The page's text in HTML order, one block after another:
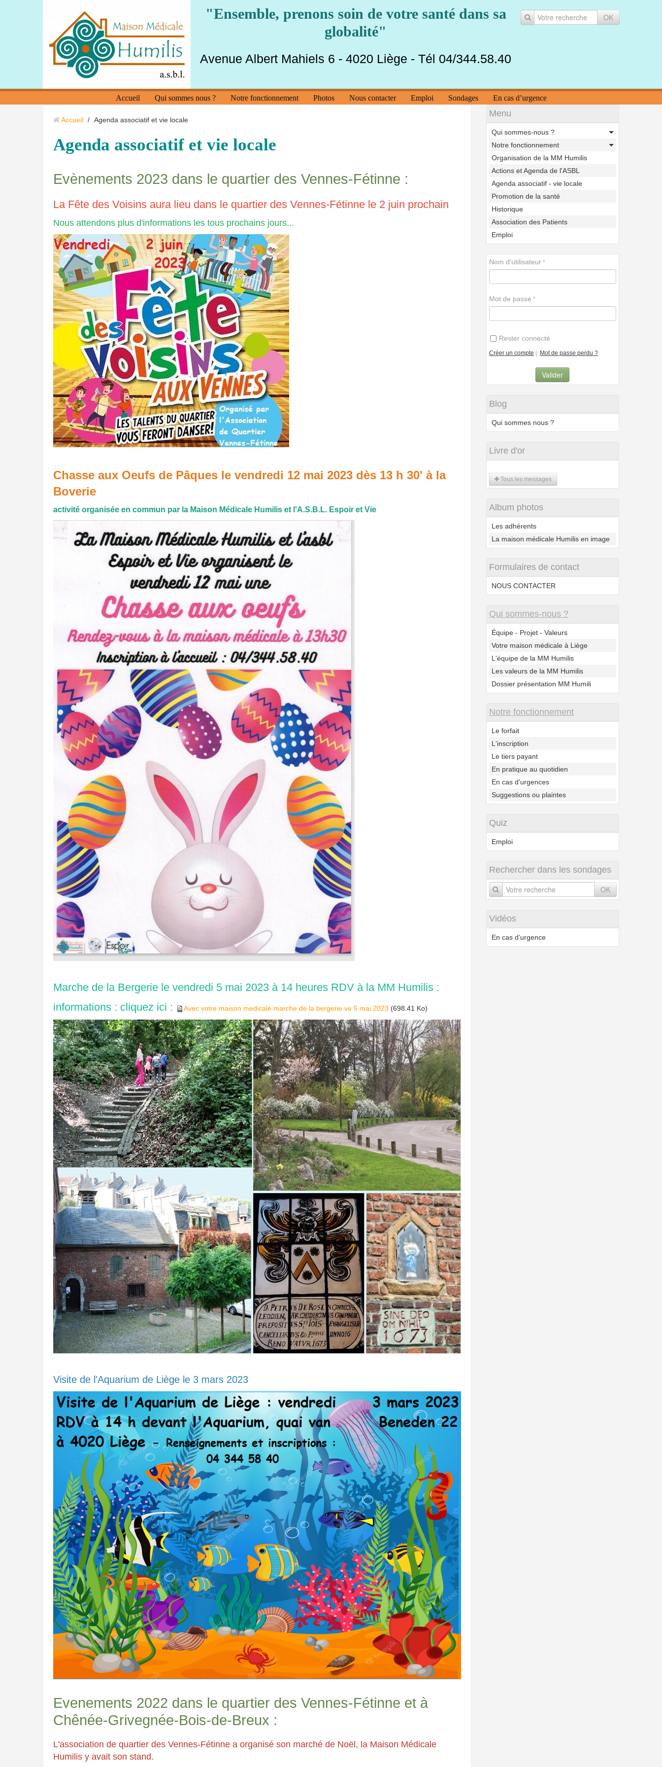
OK
"Ensemble, prenons soin de votre santé dans sa
globalité"
Avenue Albert Mahiels 6 - 4020 Liège - Tél 04/344.58.40
Accueil Qui sommes nous ? Notre fonctionnement Photos Nous contacter Emploi Sondages En cas d’urgence
Accueil / Agenda associatif et vie locale
Agenda associatif et vie locale
Evènements 2023 dans le quartier des Vennes-Fétinne :
La Fête des Voisins aura lieu dans le quartier des Vennes-Fétinne le 2 juin prochain
Nous attendons plus d'informations les tous prochains jours...
Chasse aux Oeufs de Pâques le vendredi 12 mai 2023 dès 13 h 30' à la
Boverie
activité organisée en commun par la Maison Médicale Humilis et l'A.S.B.L. Espoir et Vie
Marche de la Bergerie le vendredi 5 mai 2023 à 14 heures RDV à la MM Humilis :
informations : cliquez ici :
Avec votre maison medicale marche de la bergerie ve 5 mai 2023 (698.41 Ko)
Visite de l'Aquarium de Liège le 3 mars 2023
Evenements 2022 dans le quartier des Vennes-Fétinne et à
Chênée-Grivegnée-Bois-de-Breux :
L'association de quartier des Vennes-Fétinne a organisé son marché de Noël, la Maison Médicale
Humilis y avait son stand.
Menu
Qui sommes-nous ?
Notre fonctionnement
Organisation de la MM Humilis
Actions et Agenda de l'ASBL
Agenda associatif - vie locale
Promotion de la santé
Historique
Association des Patients
Emploi
Nom d'utilisateur
Mot de passe
Rester connecté
Créer un compte Mot de passe perdu ?
Blog
Qui sommes nous ?
Livre d'or
Tous les messages
Album photos
Les adhérents
La maison médicale Humilis en image
Formulaires de contact
NOUS CONTACTER
Qui sommes-nous ?
Équipe - Projet - Valeurs
Votre maison médicale à Liège
L'équipe de la MM Humilis
Les valeurs de la MM Humilis
Dossier présentation MM Humili
Notre fonctionnement
Le forfait
L'inscription
Le tiers payant
En pratique au quotidien
En cas d'urgences
Suggestions ou plaintes
Quiz
Emploi
Rechercher dans les sondages
OK
Vidéos
En cas d’urgence